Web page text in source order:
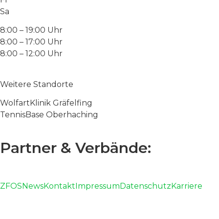
Sa
8:00 – 19:00 Uhr
8:00 – 17:00 Uhr
8:00 – 12:00 Uhr
Weitere Standorte
WolfartKlinik Gräfelfing
TennisBase Oberhaching
Partner & Verbände:
ZFOS NewsKontakt Impressum Datenschutz Karriere